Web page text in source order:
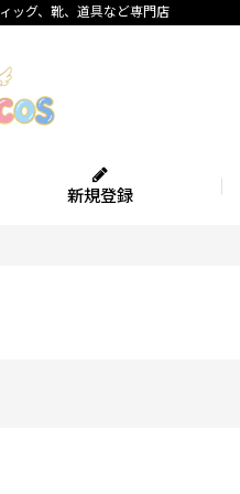
ッグ、靴、道具など専門店
新規登録